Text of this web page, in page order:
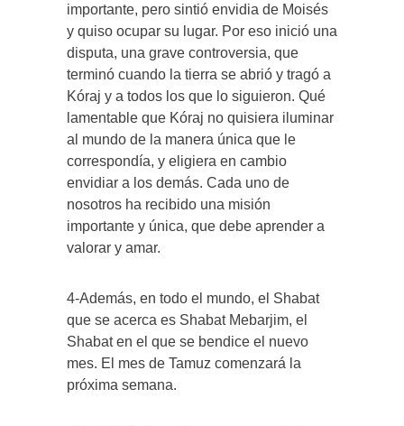
importante, pero sintió envidia de Moisés
y quiso ocupar su lugar. Por eso inició una
disputa, una grave controversia, que
terminó cuando la tierra se abrió y tragó a
Kóraj y a todos los que lo siguieron. Qué
lamentable que Kóraj no quisiera iluminar
al mundo de la manera única que le
correspondía, y eligiera en cambio
envidiar a los demás. Cada uno de
nosotros ha recibido una misión
importante y única, que debe aprender a
valorar y amar.
4-Además, en todo el mundo, el Shabat
que se acerca es Shabat Mebarjim, el
Shabat en el que se bendice el nuevo
mes. El mes de Tamuz comenzará la
próxima semana.